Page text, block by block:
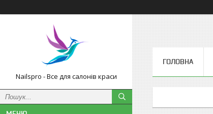
Nailspro - Все для салонів краси
ГОЛОВНА